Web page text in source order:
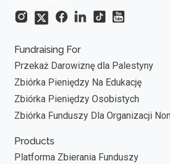
Fundraising For
Przekaż Darowiznę dla Palestyny
Zbiórka Pieniędzy Na Edukację
Zbiórka Pieniędzy Osobistych
Zbiórka Funduszy Dla Organizacji
Products
Platforma Zbierania Funduszy